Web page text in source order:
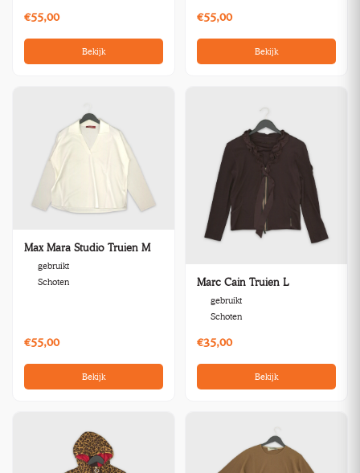
€55,00
Bekijk
€55,00
Bekijk
Max Mara Studio Truien M
gebruikt
Schoten
€55,00
Bekijk
Marc Cain Truien L
gebruikt
Schoten
€35,00
Bekijk